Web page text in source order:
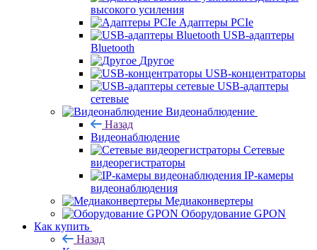
высокого усиления
Адаптеры PCIe
USB-адаптеры
Bluetooth
Другое
USB-концентраторы
USB-адаптеры
сетевые
Видеонаблюдение
Назад
Видеонаблюдение
Сетевые
видеорегистраторы
IP-камеры
видеонаблюдения
Медиаконвертеры
Оборудование GPON
Как купить
Назад